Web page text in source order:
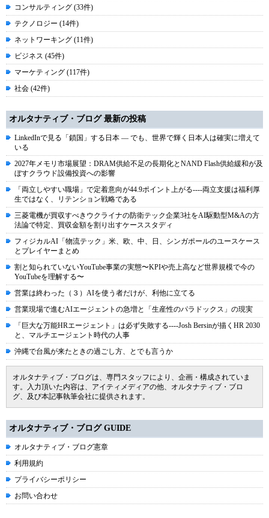
コンサルティング (33件)
テクノロジー (14件)
ネットワーキング (11件)
ビジネス (45件)
マーケティング (117件)
社会 (42件)
オルタナティブ・ブログ 最新の投稿
LinkedInで見る「鎖国」する日本 ― でも、世界で輝く日本人は確実に増えて
いる
2027年メモリ市場展望：DRAM供給不足の長期化とNAND Flash供給緩和が及
ぼすクラウド設備投資への影響
「両立しやすい職場」で定着意向が44.9ポイント上がる----両立支援は福利厚
生ではなく、リテンション戦略である
三菱電機が買収すべきウクライナの防衛テック企業3社をAI駆動型M&Aの方
法論で特定、買収金額を割り出すケーススタディ
フィジカルAI「物流テック」米、欧、中、日、シンガポールのユースケース
とプレイヤーまとめ
割と知られていないYouTube事業の実態〜KPIや売上高など世界規模で今の
YouTubeを理解する〜
営業は終わった（３）AIを使う者だけが、利他に立てる
営業現場で進むAIエージェントの急増と「生産性のパラドックス」の現実
「巨大な万能HRエージェント」は必ず失敗する----Josh Bersinが描くHR 2030
と、マルチエージェント時代の人事
沖縄で台風が来たときの過ごし方、とでも言うか
オルタナティブ・ブログは、専門スタッフにより、企画・構成されていま
す。入力頂いた内容は、アイティメディアの他、オルタナティブ・ブロ
グ、及び本記事執筆会社に提供されます。
オルタナティブ・ブログ GUIDE
オルタナティブ・ブログ憲章
利用規約
プライバシーポリシー
お問い合わせ